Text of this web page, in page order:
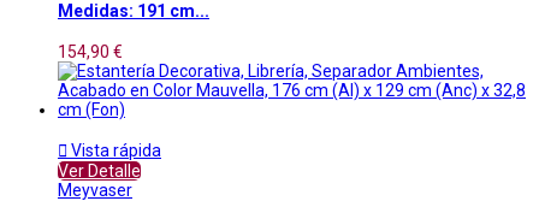
Medidas: 191 cm...
154,90 €
 Vista rápida
Ver Detalle
Meyvaser